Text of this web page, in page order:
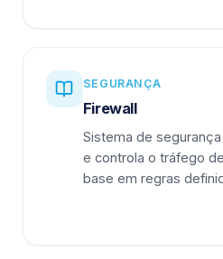
SEGURANÇA
Firewall
Sistema de
e controla o tráfego
base em regras